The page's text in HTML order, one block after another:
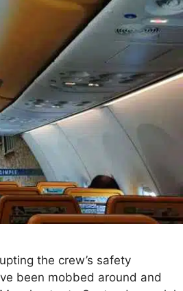
the crew’s safety
been mobbed around and